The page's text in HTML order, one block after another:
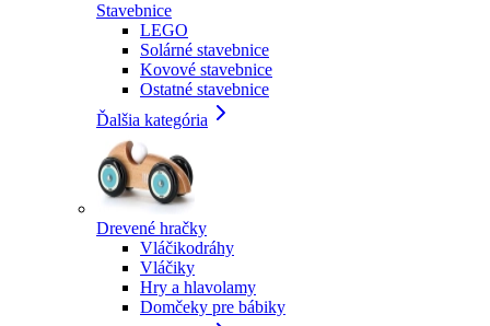
Stavebnice
LEGO
Solárné stavebnice
Kovové stavebnice
Ostatné stavebnice
Ďalšia kategória
Drevené hračky
Vláčikodráhy
Vláčiky
Hry a hlavolamy
Domčeky pre bábiky